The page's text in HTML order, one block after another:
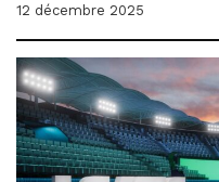
12 décembre 2025